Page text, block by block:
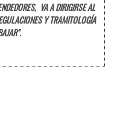
VA A DIRIGIRSE AL
Y TRAMITOLOGÍA